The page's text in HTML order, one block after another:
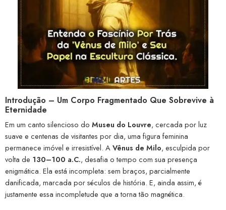
Introdução – Um Corpo Fragmentado Que Sobrevive à
Eternidade
Em um canto silencioso do Museu do Louvre, cercada por luz
suave e centenas de visitantes por dia, uma figura feminina
permanece imóvel e irresistível. AVênus de Milo, esculpida por
volta de 130–100 a.C., desafia o tempo com sua presença
enigmática. Ela está incompleta: sem braços, parcialmente
danificada, marcada por séculos de história. E, ainda assim, é
justamente essa incompletude que a torna tão magnética.